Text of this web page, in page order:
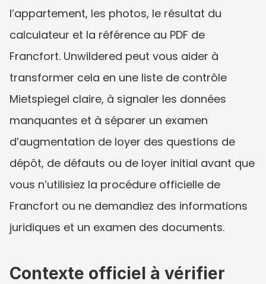
l’appartement, les photos, le résultat du
calculateur et la référence au PDF de
Francfort. Unwildered peut vous aider à
transformer cela en une liste de contrôle
Mietspiegel claire, à signaler les données
manquantes et à séparer un examen
d’augmentation de loyer des questions de
dépôt, de défauts ou de loyer initial avant que
vous n’utilisiez la procédure officielle de
Francfort ou ne demandiez des informations
juridiques et un examen des documents.
Contexte officiel à vérifier